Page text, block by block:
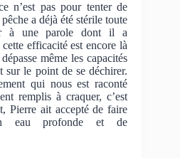
n’est pas pour tenter de
a déjà été stérile toute
à une parole dont il a
efficacité est encore là
même les capacités
sur le point de se déchirer.
qui nous est raconté
remplis à craquer, c’est
Pierre ait accepté de faire
eau profonde et de